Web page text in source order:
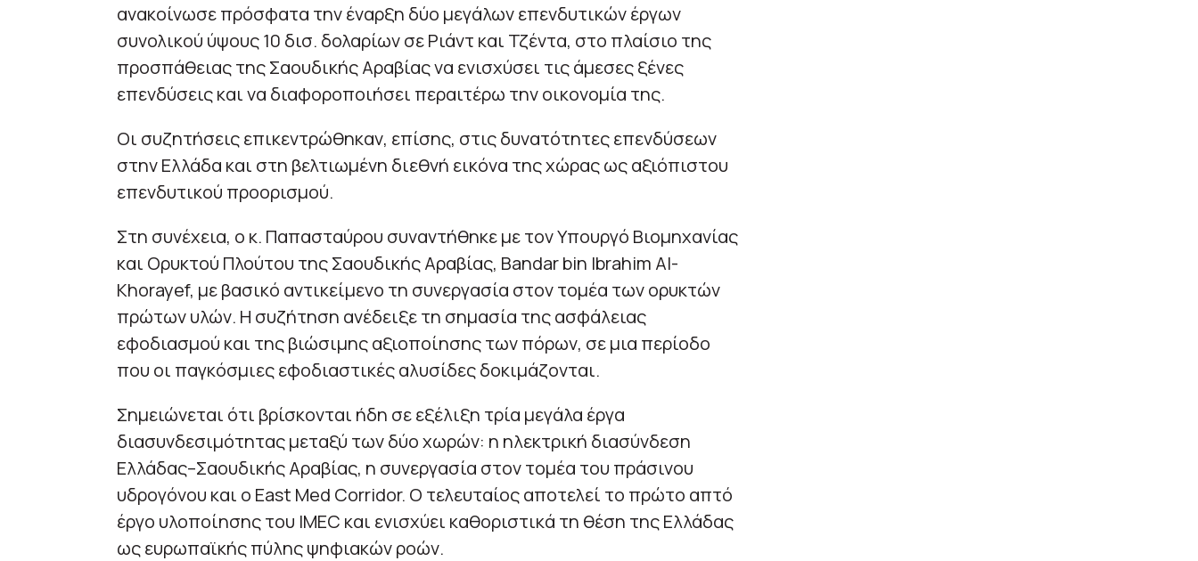
ανακοίνωσε πρόσφατα την έναρξη δύο μεγάλων επενδυτικών έργων
συνολικού ύψους 10 δισ. δολαρίων σε Ριάντ και Τζέντα, στο πλαίσιο της
προσπάθειας της Σαουδικής Αραβίας να ενισχύσει τις άμεσες ξένες
επενδύσεις και να διαφοροποιήσει περαιτέρω την οικονομία της.
Οι συζητήσεις επικεντρώθηκαν, επίσης, στις δυνατότητες επενδύσεων
στην Ελλάδα και στη βελτιωμένη διεθνή εικόνα της χώρας ως αξιόπιστου
επενδυτικού προορισμού.
Στη συνέχεια, ο κ. Παπασταύρου συναντήθηκε με τον Υπουργό Βιομηχανίας
και Ορυκτού Πλούτου της Σαουδικής Αραβίας, Bandar bin Ibrahim Al-
Khorayef, με βασικό αντικείμενο τη συνεργασία στον τομέα των ορυκτών
πρώτων υλών. Η συζήτηση ανέδειξε τη σημασία της ασφάλειας
εφοδιασμού και της βιώσιμης αξιοποίησης των πόρων, σε μια περίοδο
που οι παγκόσμιες εφοδιαστικές αλυσίδες δοκιμάζονται.
Σημειώνεται ότι βρίσκονται ήδη σε εξέλιξη τρία μεγάλα έργα
διασυνδεσιμότητας μεταξύ των δύο χωρών: η ηλεκτρική διασύνδεση
Ελλάδας–Σαουδικής Αραβίας, η συνεργασία στον τομέα του πράσινου
υδρογόνου και ο East Med Corridor. Ο τελευταίος αποτελεί το πρώτο απτό
έργο υλοποίησης του IMEC και ενισχύει καθοριστικά τη θέση της Ελλάδας
ως ευρωπαϊκής πύλης ψηφιακών ροών.